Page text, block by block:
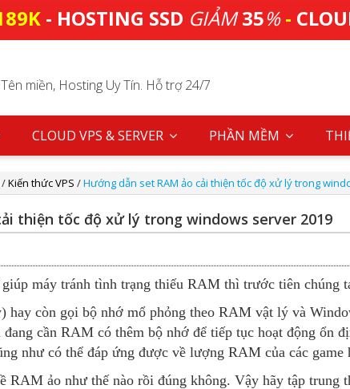
- HOSTING SSD GIẢM35%-
miền, Hosting Uy Tín. Hỗ trợ 24/7
CLOUD VPS & SERVER PHẦN MỀM
/Kiến thức VPS /Hướng dẫn set RAM ảo cải thiện tốc độ xử lý trong
thiện tốc độ xử lý trong windows server 2019
máy tránh tình trạng thiếu RAM thì trước tiên chúng
còn gọi bộ nhớ mổ phỏng theo RAM vật lý và
cần RAM có thêm bộ nhớ để tiếp tục hoạt động ổn
như có thể đáp ứng được về lượng RAM của các game
ảo như thế nào rồi đúng không. Vậy hãy tập trung